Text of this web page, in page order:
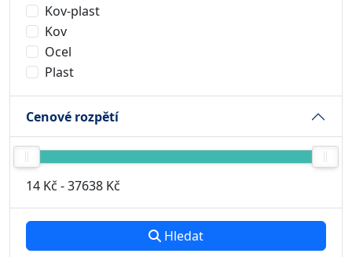
Kov-plast
Kov
Ocel
Plast
Cenové rozpětí
14 Kč -37638 Kč
Hledat